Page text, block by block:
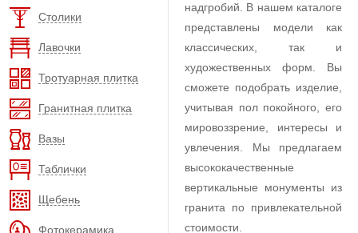
Столики
Лавочки
Тротуарная плитка
Гранитная плитка
Вазы
Таблички
Щебень
Фотокерамика
надгробий. В нашем каталоге
представлены модели как
классических, так и
художественных форм. Вы
сможете подобрать изделие,
учитывая пол покойного, его
мировоззрение, интересы и
увлечения. Мы предлагаем
высококачественные
вертикальные монументы из
гранита по привлекательной
стоимости.